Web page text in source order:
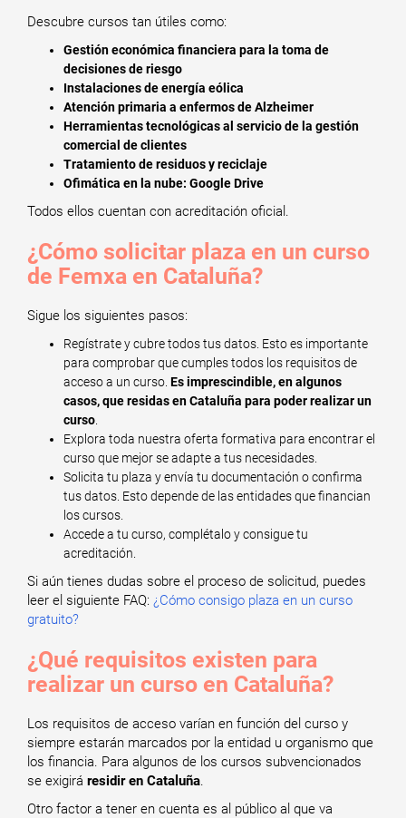
Descubre cursos tan útiles como:
Gestión económica financiera para la toma de
decisiones de riesgo
Instalaciones de energía eólica
Atención primaria a enfermos de Alzheimer
Herramientas tecnológicas al servicio de la gestión
comercial de clientes
Tratamiento de residuos y reciclaje
Ofimática en la nube: Google Drive
Todos ellos cuentan con acreditación oficial.
¿Cómo solicitar plaza en un curso
de Femxa en Cataluña?
Sigue los siguientes pasos:
Regístrate y cubre todos tus datos. Esto es importante
para comprobar que cumples todos los requisitos de
acceso a un curso. Es imprescindible, en algunos
casos, que residas en Cataluña para poder realizar un
curso
Explora toda nuestra oferta formativa para encontrar el
curso que mejor se adapte a tus necesidades.
Solicita tu plaza y envía tu documentación o confirma
tus datos. Esto depende de las entidades que financian
los cursos.
Accede a tu curso, complétalo y consigue tu
acreditación.
Si aún tienes dudas sobre el proceso de solicitud, puedes
leer el siguiente FAQ: ¿Cómo consigo plaza en un curso
gratuito?
¿Qué requisitos existen para
realizar un curso en Cataluña?
Los requisitos de acceso varían en función del curso y
siempre estarán marcados por la entidad u organismo que
los financia. Para algunos de los cursos subvencionados
se exigirá residir en Cataluña.
Otro factor a tener en cuenta es al público al que va